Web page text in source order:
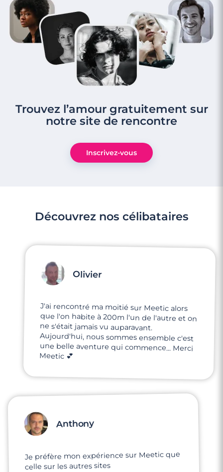
Trouvez l’amour gratuitement sur
notre site de rencontre
Inscrivez-vous
Découvrez nos célibataires
Olivier
J'ai rencontré ma moitié sur Meetic alors
que l'on habite à 200m l'un de l'autre et on
ne s'était jamais vu auparavant.
Aujourd'hui, nous sommes ensemble c'est
une belle aventure qui commence... Merci
Meetic 💕
Anthony
Je préfère mon expérience sur Meetic que
celle sur les autres sites